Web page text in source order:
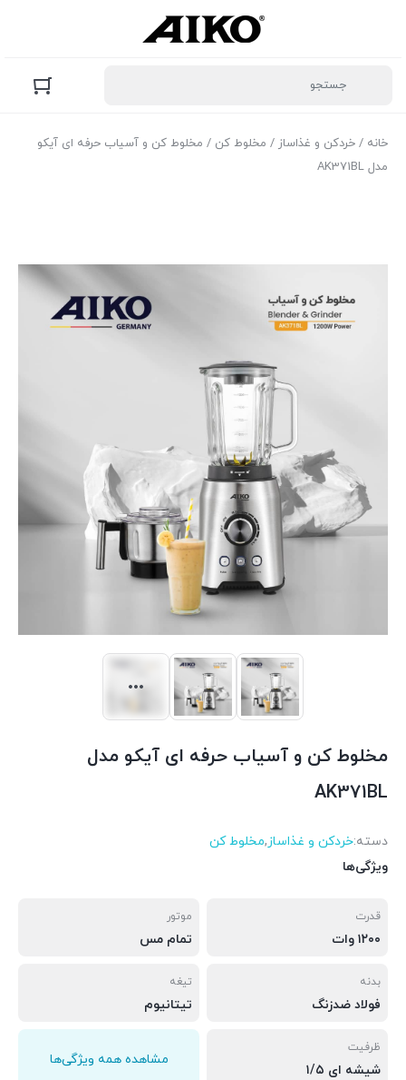
خانه / خردکن و غذاساز / مخلوط کن / مخلوط کن و آسیاب حرفه ای آیکو
مدل AK371BL
مخلوط کن و آسیاب حرفه ای آیکو مدل
AK371BL
دسته:خردکن و غذاساز,مخلوط کن
ویژگی‌ها
قدرت
۱۲۰۰ وات
موتور
تمام مس
بدنه
فولاد ضدزنگ
تیغه
تیتانیوم
ظرفیت
شیشه ای ۱/۵
مشاهده همه ویژگی‌ها